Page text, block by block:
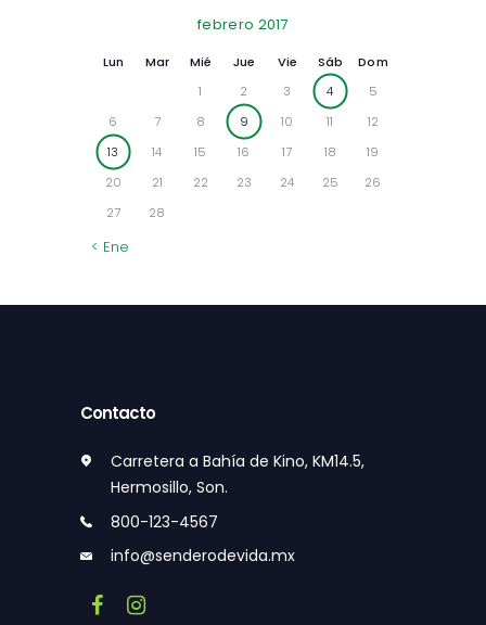
febrero 2017
Lun Mar Mié Jue Vie Sáb
Dom
1
2 3 4
5
6
7 8 9 10 11
12
13
14 15 16 17 18
19
20
21 22 23 24 25
26
27
28
« Ene
Contacto
Carretera a Bahía de Kino, KM14.5,
Hermosillo, Son.
800-123-4567
info@senderodevida.mx